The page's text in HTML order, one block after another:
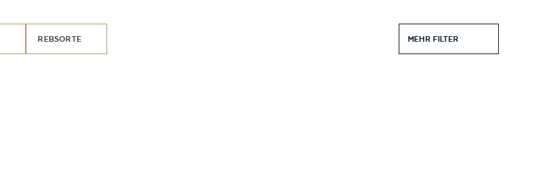
REBSORTE MEHR FILTER